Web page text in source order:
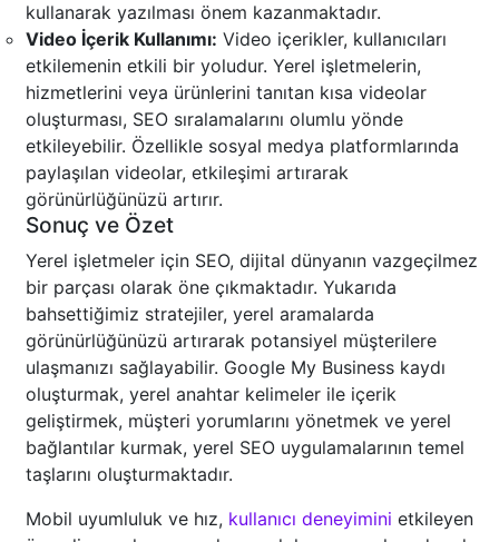
kullanarak yazılması önem kazanmaktadır.
Video İçerik Kullanımı: Video içerikler, kullanıcıları
etkilemenin etkili bir yoludur. Yerel işletmelerin,
hizmetlerini veya ürünlerini tanıtan kısa videolar
oluşturması, SEO sıralamalarını olumlu yönde
etkileyebilir. Özellikle sosyal medya platformlarında
paylaşılan videolar, etkileşimi artırarak
görünürlüğünüzü artırır.
Sonuç ve Özet
Yerel işletmeler için SEO, dijital dünyanın vazgeçilmez
bir parçası olarak öne çıkmaktadır. Yukarıda
bahsettiğimiz stratejiler, yerel aramalarda
görünürlüğünüzü artırarak potansiyel müşterilere
ulaşmanızı sağlayabilir. Google My Business kaydı
oluşturmak, yerel anahtar kelimeler ile içerik
geliştirmek, müşteri yorumlarını yönetmek ve yerel
bağlantılar kurmak, yerel SEO uygulamalarının temel
taşlarını oluşturmaktadır.
Mobil uyumluluk ve hız, kullanıcı deneyimini etkileyen